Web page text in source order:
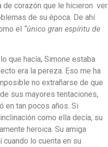
de corazón que le hicieron ver
de su época. De ahí
el “único gran espíritu de
que hacía, Simone estaba
era la pereza. Eso me ha
no extrañarse de que
sus mayores tentaciones,
en tan pocos años. Si
como ella decía, su
heroica. Su amiga
lo cuenta en su